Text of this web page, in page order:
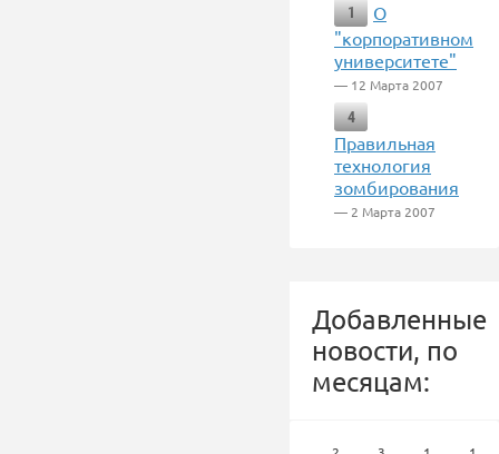
1
О
"корпоративном
университете"
— 12 Марта 2007
4
Правильная
технология
зомбирования
— 2 Марта 2007
Добавленные
новости, по
месяцам: